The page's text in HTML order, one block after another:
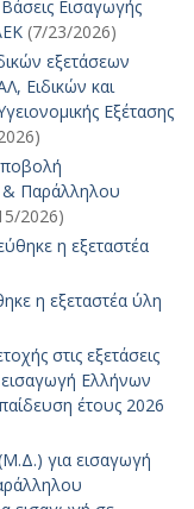
Εισαγωγής
(7/23/2026)
εξετάσεων
Ειδικών και
Εξέτασης
Παράλληλου
2026)
η εξεταστέα
η εξεταστέα ύλη
στις εξετάσεις
εισαγωγή Ελλήνων
έτους 2026
για εισαγωγή